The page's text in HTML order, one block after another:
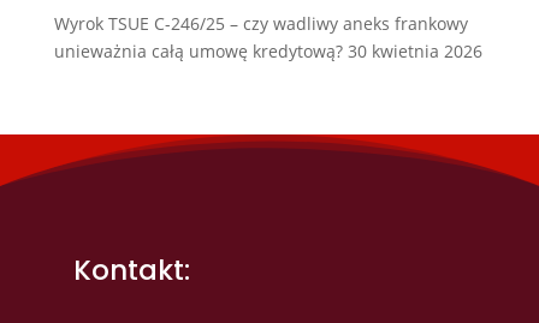
Wyrok TSUE C-246/25 – czy wadliwy aneks frankowy
unieważnia całą umowę kredytową? 30 kwietnia 2026
Kontakt: